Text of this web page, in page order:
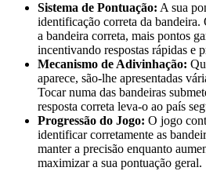
Sistema de Pontuação: A sua
identificação correta da
a bandeira correta, mais pontos
incentivando respostas rápidas e
Mecanismo de Adivinhação:
aparece, são-lhe apresentadas
Tocar numa das bandeiras
resposta correta leva-o ao país
Progressão do Jogo: O jogo
identificar corretamente as
manter a precisão enquanto
maximizar a sua pontuação geral.